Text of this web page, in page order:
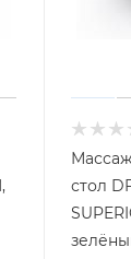
стол